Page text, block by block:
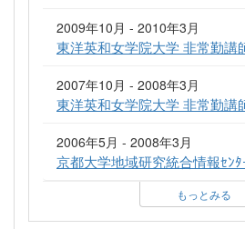
2009年10月 - 2010年3月
東洋英和女学院大学 非常勤講
2007年10月 - 2008年3月
東洋英和女学院大学 非常勤講
2006年5月 - 2008年3月
京都大学地域研究統合情報ｾﾝ
もっとみる